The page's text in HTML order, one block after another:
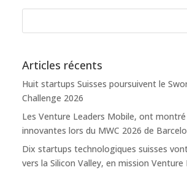
Articles récents
Huit startups Suisses poursuivent le
Challenge 2026
Les Venture Leaders Mobile, ont
innovantes lors du MWC 2026 de
Dix startups technologiques suisses
vers la Silicon Valley, en mission Venture